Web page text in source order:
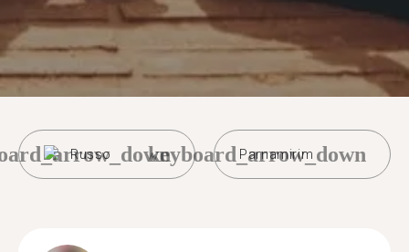
Russo Parnamirim
keyboard_arrow_down